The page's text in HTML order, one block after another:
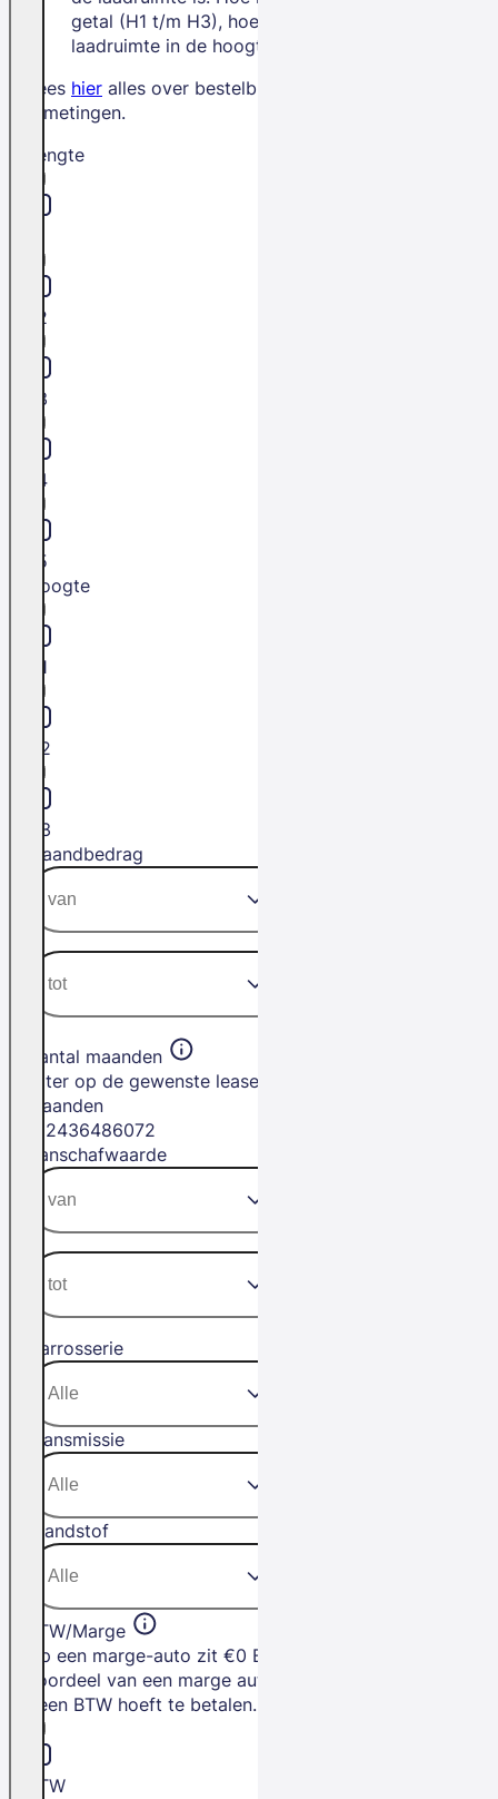
getal (H1 t/m H3), hoe meer
laadruimte in de hoogte.
Lees hier alles over bestelbus
afmetingen.
Lengte
L2
L3
L4
L5
Hoogte
H1
H2
H3
Maandbedrag
Aantal maanden
Filter op de gewenste leasetermijn in
maanden
2436486072
Aanschafwaarde
Carrosserie
Transmissie
Brandstof
BTW/Marge
Op een marge-auto zit €0 BTW. Het
voordeel van een marge auto is dat je
geen BTW hoeft te betalen.
BTW